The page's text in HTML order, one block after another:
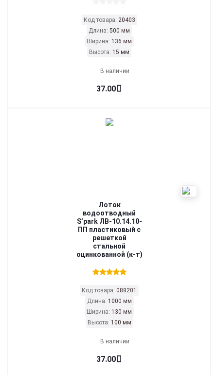
Код товара: 20403
Длина: 500 мм
Ширина: 136 мм
Высота: 15 мм
В наличии
37.00
Лоток
водоотводный
S’park ЛВ-10.14.10-
ПП пластиковый с
решеткой
стальной
оцинкованной (к-т)
Код товара: 088201
Длина: 1000 мм
Ширина: 130 мм
Высота: 100 мм
В наличии
37.00